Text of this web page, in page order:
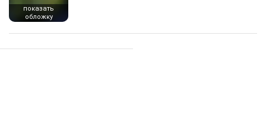
показать
обложку